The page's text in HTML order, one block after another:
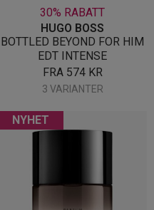
30% RABATT
HUGO BOSS
BOTTLED BEYOND FOR HIM
EDT INTENSE
FRA 574 KR
3 VARIANTER
NYHET